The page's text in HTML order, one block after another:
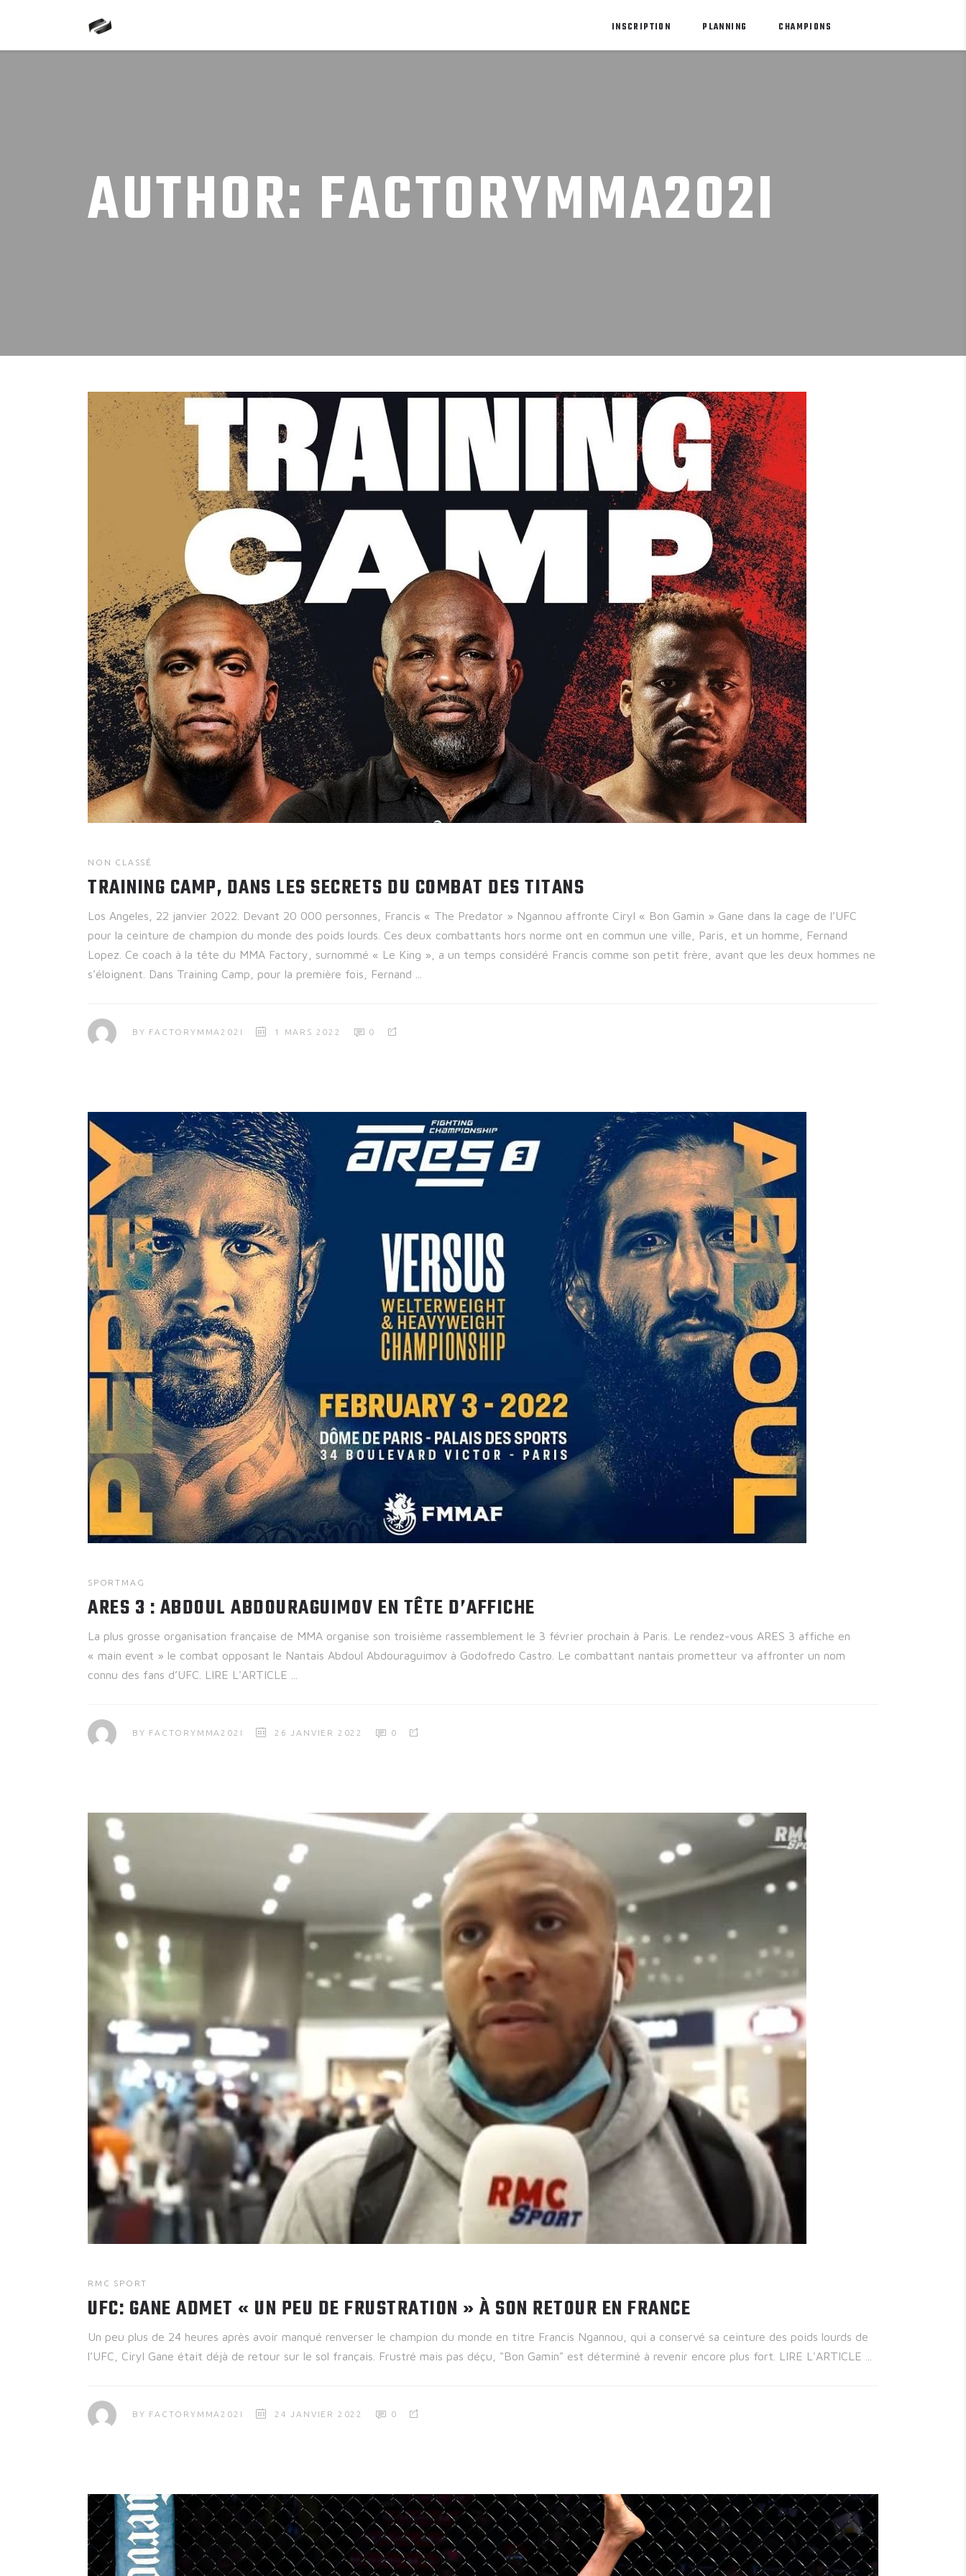
INSCRIPTION PLANNING CHAMPIONS
AUTHOR: FACTORYMMA202I
NON CLASSÉ
TRAINING CAMP, DANS LES SECRETS DU COMBAT DES TITANS
Los Angeles, 22 janvier 2022. Devant 20 000 personnes, Francis « The Predator » Ngannou affronte Ciryl « Bon Gamin » Gane dans la cage de l’UFC
pour la ceinture de champion du monde des poids lourds. Ces deux combattants hors norme ont en commun une ville, Paris, et un homme, Fernand
Lopez. Ce coach à la tête du MMA Factory, surnommé « Le King », a un temps considéré Francis comme son petit frère, avant que les deux hommes ne
s’éloignent. Dans Training Camp, pour la première fois, Fernand
BY FACTORYMMA202I 1 MARS 2022 0
SPORTMAG
ARES 3 : ABDOUL ABDOURAGUIMOV EN TÊTE D’AFFICHE
La plus grosse organisation française de MMA organise son troisième rassemblement le 3 février prochain à Paris. Le rendez-vous ARES 3 affiche en
« main event » le combat opposant le Nantais Abdoul Abdouraguimov à Godofredo Castro. Le combattant nantais prometteur va affronter un nom
connu des fans d’UFC. LIRE L'ARTICLE
BY FACTORYMMA202I 26 JANVIER 2022 0
RMC SPORT
UFC: GANE ADMET « UN PEU DE FRUSTRATION » À SON RETOUR EN FRANCE
Un peu plus de 24 heures après avoir manqué renverser le champion du monde en titre Francis Ngannou, qui a conservé sa ceinture des poids lourds de
l’UFC, Ciryl Gane était déjà de retour sur le sol français. Frustré mais pas déçu, "Bon Gamin" est déterminé à revenir encore plus fort. LIRE L'ARTICLE
BY FACTORYMMA202I 24 JANVIER 2022 0